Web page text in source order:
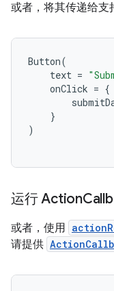
或者，将其传递给支
Button(
text =
onClick = {
}
)
运行 Action
或者，使用
请提供